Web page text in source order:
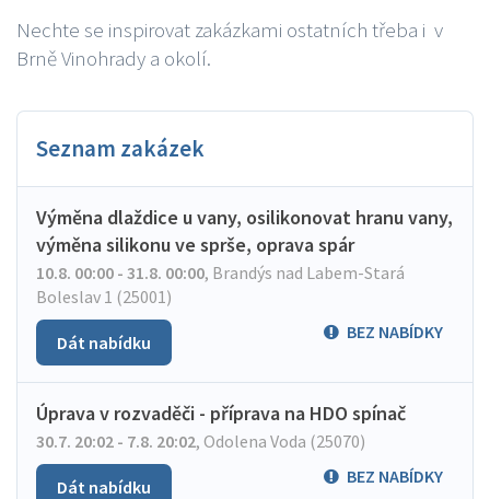
Nechte se inspirovat zakázkami ostatních třeba i v
Brně Vinohrady a okolí.
Seznam zakázek
Výměna dlaždice u vany, osilikonovat hranu vany,
výměna silikonu ve sprše, oprava spár
10.8. 00:00 - 31.8. 00:00, Brandýs nad Labem-Stará
Boleslav 1 (25001)
BEZ NABÍDKY
Dát nabídku
Úprava v rozvaděči - příprava na HDO spínač
30.7. 20:02 - 7.8. 20:02, Odolena Voda (25070)
BEZ NABÍDKY
Dát nabídku